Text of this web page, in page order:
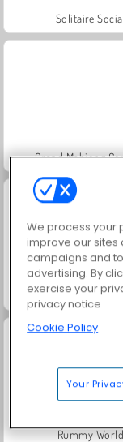
Solitaire
Grand Mahjong
Masha and the Bear:
Rummy World
We process your
improve our sites
campaigns and
advertising. By
exercise your
privacy notice
Cookie Policy
Your